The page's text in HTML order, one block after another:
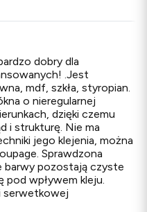
dobry dla
.Jest
mdf, szkła, styropian.
o nieregularnej
dzięki czemu
i strukturę. Nie ma
jego klejenia, można
Sprawdzona
barwy pozostają czyste
pod wpływem kleju.
serwetkowej